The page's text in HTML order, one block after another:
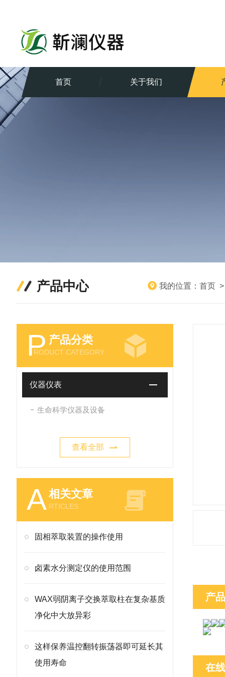
首页 关于我们
产品中心 我的位置： 首页
P 产品分类
RODUCT CATEGORY
仪器仪表
生命科学仪器及设备
查看全部
A相关文章
RTICLES
固相萃取装置的操作使用
卤素水分测定仪的使用范围
WAX弱阴离子交换萃取柱在复杂基质
净化中大放异彩
这样保养温控翻转振荡器即可延长其
使用寿命
产
在